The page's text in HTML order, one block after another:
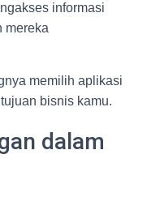
informasi
mereka
memilih aplikasi
bisnis kamu.
dalam